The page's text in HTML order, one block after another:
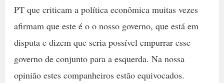
PT que criticam a política econômica muitas vezes
afirmam que este é o o nosso governo, que está em
disputa e dizem que seria possível empurrar esse
governo de conjunto para a esquerda. Na nossa
opinião estes companheiros estão equivocados.